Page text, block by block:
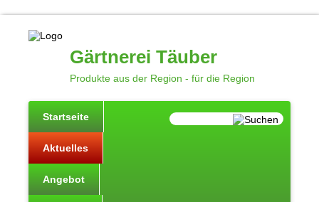
Gärtnerei Täuber
Produkte aus der Region - für die Region
Startseite
Aktuelles
Angebot